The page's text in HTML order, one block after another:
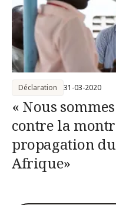
« Nous
contre la
propagation du
Afrique»
Déclaration 31-03-2020